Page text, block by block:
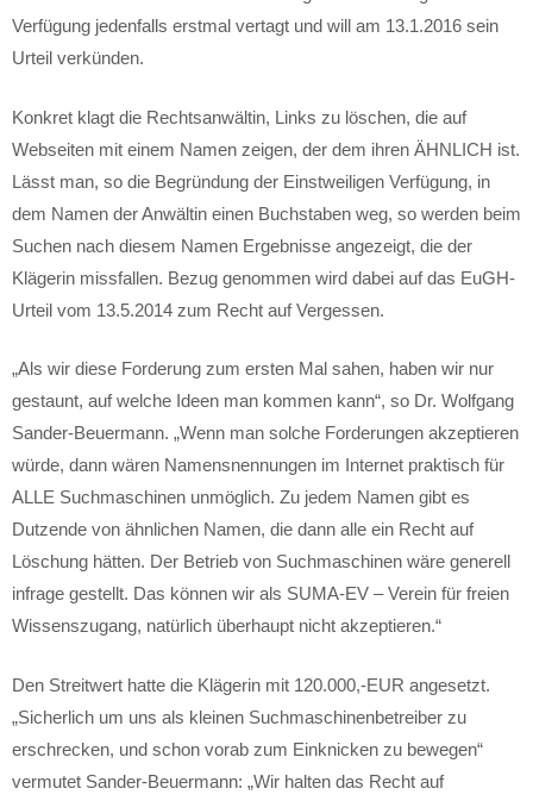
Verfügung jedenfalls erstmal vertagt und will am 13.1.2016 sein
Urteil verkünden.
Konkret klagt die Rechtsanwältin, Links zu löschen, die auf
Webseiten mit einem Namen zeigen, der dem ihren ÄHNLICH ist.
Lässt man, so die Begründung der Einstweiligen Verfügung, in
dem Namen der Anwältin einen Buchstaben weg, so werden beim
Suchen nach diesem Namen Ergebnisse angezeigt, die der
Klägerin missfallen. Bezug genommen wird dabei auf das EuGH-
Urteil vom 13.5.2014 zum Recht auf Vergessen.
„Als wir diese Forderung zum ersten Mal sahen, haben wir nur
gestaunt, auf welche Ideen man kommen kann“, so Dr. Wolfgang
Sander-Beuermann. „Wenn man solche Forderungen akzeptieren
würde, dann wären Namensnennungen im Internet praktisch für
ALLE Suchmaschinen unmöglich. Zu jedem Namen gibt es
Dutzende von ähnlichen Namen, die dann alle ein Recht auf
Löschung hätten. Der Betrieb von Suchmaschinen wäre generell
infrage gestellt. Das können wir als SUMA-EV – Verein für freien
Wissenszugang, natürlich überhaupt nicht akzeptieren.“
Den Streitwert hatte die Klägerin mit 120.000,-EUR angesetzt.
„Sicherlich um uns als kleinen Suchmaschinenbetreiber zu
erschrecken, und schon vorab zum Einknicken zu bewegen“
vermutet Sander-Beuermann: „Wir halten das Recht auf